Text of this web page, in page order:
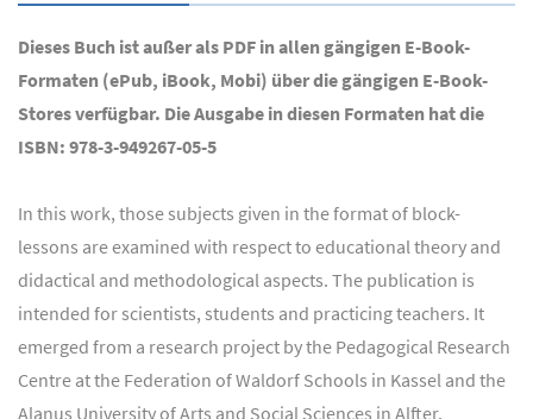
Dieses Buch ist außer als PDF in allen gängigen E-Book-
Formaten (ePub, iBook, Mobi) über die gängigen E-Book-
Stores verfügbar. Die Ausgabe in diesen Formaten hat die
ISBN: 978-3-949267-05-5
In this work, those subjects given in the format of block-
lessons are examined with respect to educational theory and
didactical and methodological aspects. The publication is
intended for scientists, students and practicing teachers. It
emerged from a research project by the Pedagogical Research
Centre at the Federation of Waldorf Schools in Kassel and the
Alanus University of Arts and Social Sciences in Alfter.